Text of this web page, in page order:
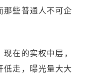
那些普通人不可企
在的实权中层，
低走，曝光量大大